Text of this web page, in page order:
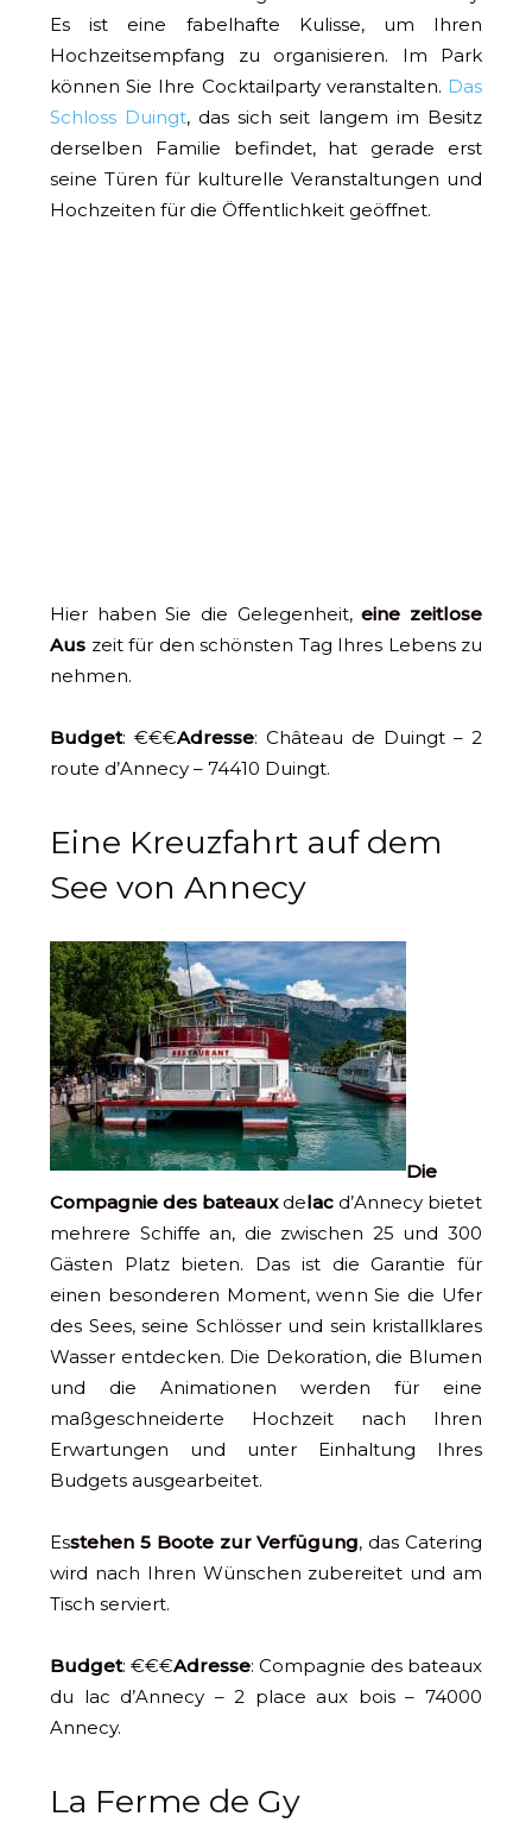
Es ist eine fabelhafte Kulisse, um Ihren
Hochzeitsempfang zu organisieren. Im Park
können Sie Ihre Cocktailparty veranstalten. Das
Schloss Duingt, das sich seit langem im Besitz
derselben Familie befindet, hat gerade erst
seine Türen für kulturelle Veranstaltungen und
Hochzeiten für die Öffentlichkeit geöffnet.
Hier haben Sie die Gelegenheit,eine zeitlose
Aus zeit für den schönsten Tag Ihres Lebens zu
nehmen.
Budget: €€€Adresse: Château de Duingt – 2
route d’Annecy – 74410 Duingt.
Eine Kreuzfahrt auf dem
See von Annecy
Die
Compagnie des bateauxdelac d’Annecy bietet
mehrere Schiffe an, die zwischen 25 und 300
Gästen Platz bieten. Das ist die Garantie für
einen besonderen Moment, wenn Sie die Ufer
des Sees, seine Schlösser und sein kristallklares
Wasser entdecken. Die Dekoration, die Blumen
und die Animationen werden für eine
maßgeschneiderte Hochzeit nach Ihren
Erwartungen und unter Einhaltung Ihres
Budgets ausgearbeitet.
Esstehen 5 Boote zur Verfügung, das Catering
wird nach Ihren Wünschen zubereitet und am
Tisch serviert.
Budget: €€€Adresse: Compagnie des bateaux
du lac d’Annecy – 2 place aux bois – 74000
Annecy.
La Ferme de Gy